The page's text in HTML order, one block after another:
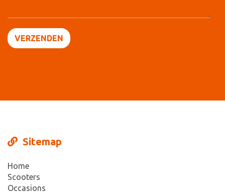
Sitemap
Home
Scooters
Occasions